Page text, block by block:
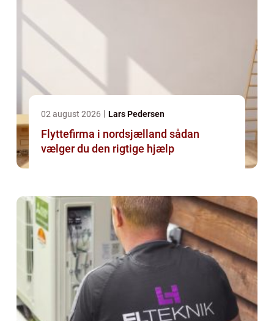
02 august 2026 Lars Pedersen
Flyttefirma i nordsjælland sådan
vælger du den rigtige hjælp